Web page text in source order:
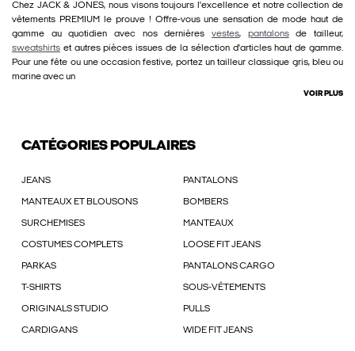
Chez JACK & JONES, nous visons toujours l'excellence et notre collection de
vêtements PREMIUM le prouve ! Offre-vous une sensation de mode haut de
gamme au quotidien avec nos dernières vestes, pantalonsde tailleur,
sweatshirts et autres pièces issues de la sélection d'articles haut de gamme.
Pour une fête ou une occasion festive, portez un tailleur classique gris, bleu ou
marine avec un
VOIR PLUS
CATÉGORIES POPULAIRES
JEANS PANTALONS
MANTEAUX ET BLOUSONS BOMBERS
SURCHEMISES MANTEAUX
COSTUMES COMPLETS LOOSE FIT JEANS
PARKAS PANTALONS CARGO
T-SHIRTS SOUS-VÊTEMENTS
ORIGINALS STUDIO PULLS
CARDIGANS WIDE FIT JEANS